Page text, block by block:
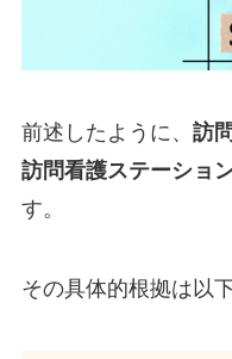
前述したように、 訪
訪問看護ステーショ
す。
その具体的根拠は以